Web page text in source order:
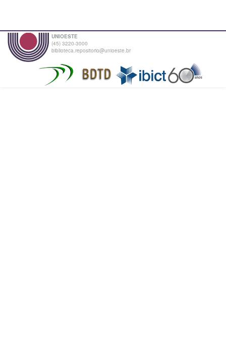
UNIOESTE
(45) 3220-3000
biblioteca.repositorio@unioeste.br